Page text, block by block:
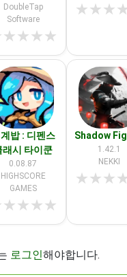
DoubleTap
Software
★★★★
★★★
밥 : 디펜스
래시 타이쿤
0.08.87
HIGHSCORE
GAMES
★★★★
Shadow
1.42.1
NEKKI
★★★
로그인해야합니다.